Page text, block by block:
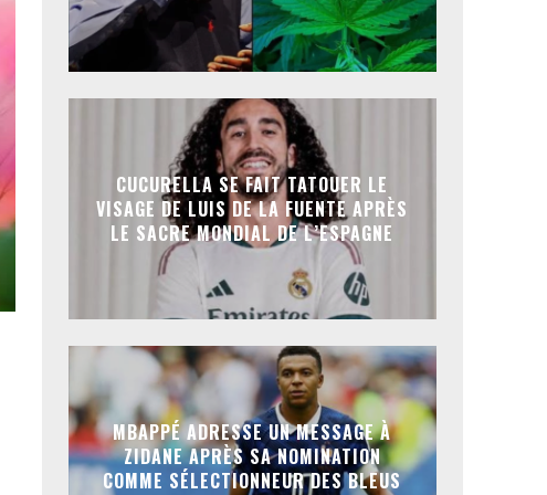
CUCURELLA SE FAIT TATOUER LE
VISAGE DE LUIS DE LA FUENTE APRÈS
LE SACRE MONDIAL DE L’ESPAGNE
MBAPPÉ ADRESSE UN MESSAGE À
ZIDANE APRÈS SA NOMINATION
COMME SÉLECTIONNEUR DES BLEUS